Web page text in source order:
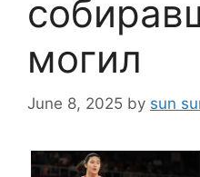
могил
June 8, 2025 by sun